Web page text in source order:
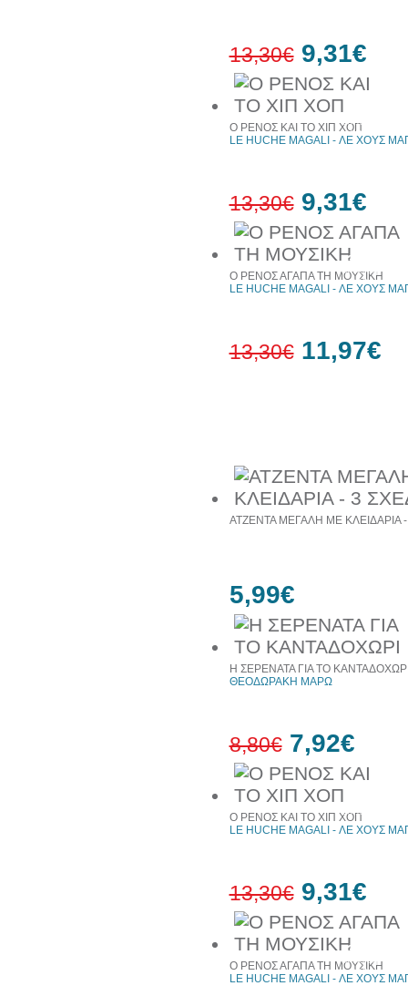
έκπτωση
web
13,30€ 9,31€
30%
έκπτωση
web
Ο ΡΕΝΟΣ ΚΑΙ ΤΟ ΧΙΠ ΧΟΠ
LE HUCHE MAGALI - ΛΕ ΧΟΥΣ
13,30€ 9,31€
Ο ΡΕΝΟΣ ΑΓΑΠΑ ΤΗ ΜΟΥΣΙΚΗ
LE HUCHE MAGALI - ΛΕ ΧΟΥΣ
13,30€ 11,97€
ΑΤΖΕΝΤΑ ΜΕΓΑΛΗ ΜΕ ΚΛΕΙΔΑΡΙΑ -
5,99€
έκπτωση
Η ΣΕΡΕΝΑΤΑ ΓΙΑ ΤΟ
ΘΕΟΔΩΡΑΚΗ ΜΑΡΩ
8,80€ 7,92€
30%
έκπτωση
web
Ο ΡΕΝΟΣ ΚΑΙ ΤΟ ΧΙΠ ΧΟΠ
LE HUCHE MAGALI - ΛΕ ΧΟΥΣ
13,30€ 9,31€
Ο ΡΕΝΟΣ ΑΓΑΠΑ ΤΗ ΜΟΥΣΙΚΗ
LE HUCHE MAGALI - ΛΕ ΧΟΥΣ